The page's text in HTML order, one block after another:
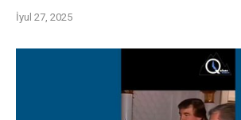
İyul 27, 2025